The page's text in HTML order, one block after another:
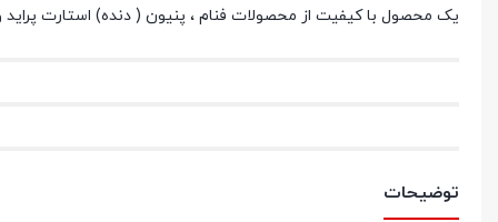
یک محصول با کیفیت از محصولات فنام ، پنیون ( دنده) استارت پراید و تیبا - 4 زغاله با ضمانت
توضیحات